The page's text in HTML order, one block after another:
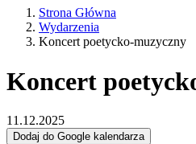
Strona Główna
Wydarzenia
Koncert poetycko-muzyczny
Koncert
11.12.2025
Dodaj do Google kalendarza